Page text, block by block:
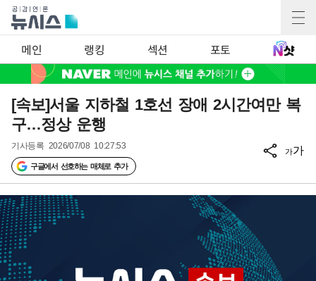
메인 랭킹 섹션 포토
[속보]서울 지하철 1호선 장애 2시간여만 복
구…정상 운행
기사등록 2026/07/08 10:27:53
구글에서 선호하는 매체로 추가
가가